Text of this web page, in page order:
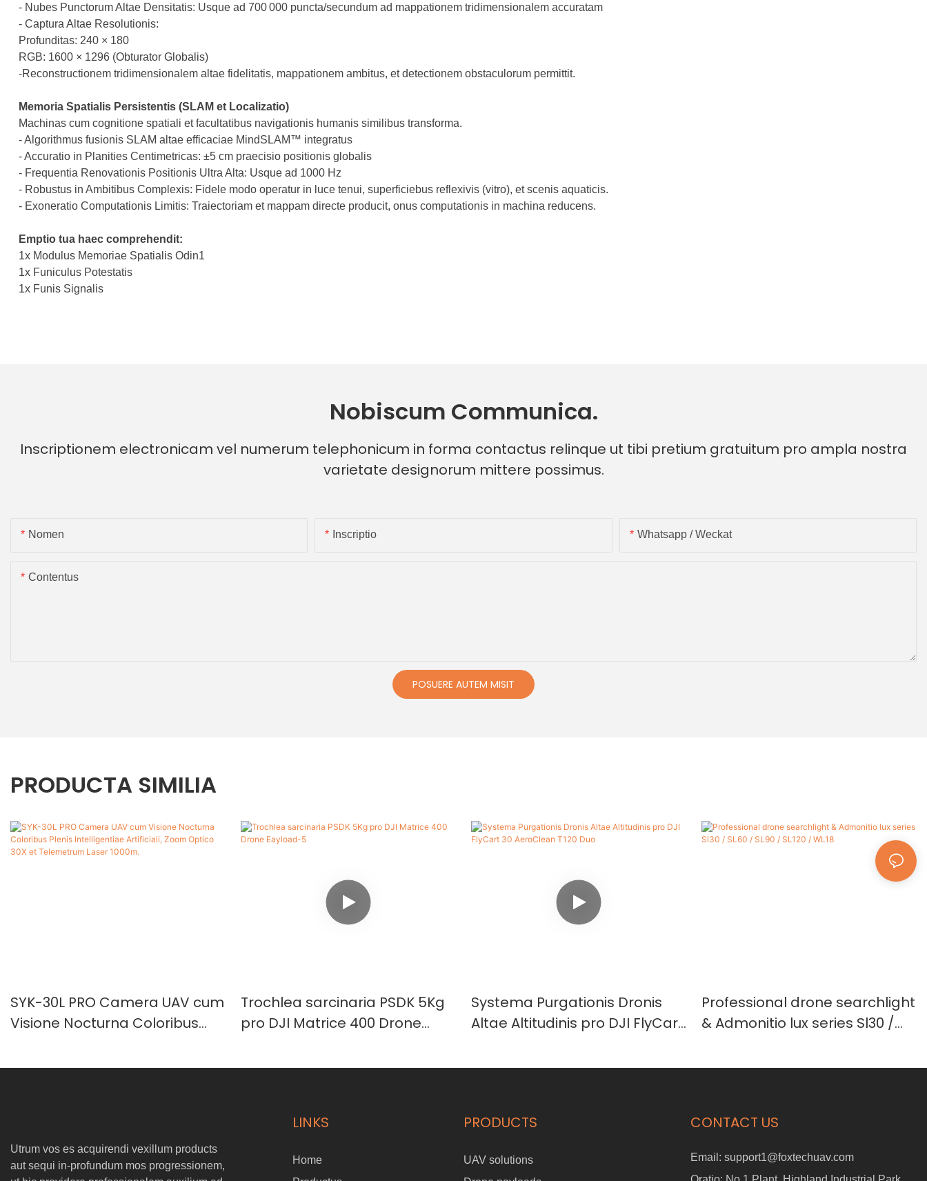
- Nubes Punctorum Altae Densitatis: Usque ad 700 000 puncta/secundum ad mappationem tridimensionalem accuratam
- Captura Altae Resolutionis:
Profunditas: 240 × 180
RGB: 1600 × 1296 (Obturator Globalis)
-Reconstructionem tridimensionalem altae fidelitatis, mappationem ambitus, et detectionem obstaculorum permittit.
Memoria Spatialis Persistentis (SLAM et Localizatio)
Machinas cum cognitione spatiali et facultatibus navigationis humanis similibus transforma.
- Algorithmus fusionis SLAM altae efficaciae MindSLAM™ integratus
- Accuratio in Planities Centimetricas: ±5 cm praecisio positionis globalis
- Frequentia Renovationis Positionis Ultra Alta: Usque ad 1000 Hz
- Robustus in Ambitibus Complexis: Fidele modo operatur in luce tenui, superficiebus reflexivis (vitro), et scenis aquaticis.
- Exoneratio Computationis Limitis: Traiectoriam et mappam directe producit, onus computationis in machina reducens.
Emptio tua haec comprehendit:
1x Modulus Memoriae Spatialis Odin1
1x Funiculus Potestatis
1x Funis Signalis
Nobiscum Communica.
Inscriptionem electronicam vel numerum telephonicum in forma contactus relinque ut tibi pretium gratuitum pro ampla nostra
varietate designorum mittere possimus.
Nomen Inscriptio Whatsapp / Weckat
Contentus
POSUERE AUTEM MISIT
PRODUCTA SIMILIA
SYK-30L PRO Camera UAV cum
Visione Nocturna Coloribus
Zoom Optico 30X et
Trochlea sarcinaria PSDK 5Kg
pro DJI Matrice 400 Drone
Systema Purgationis Dronis
Altae Altitudinis pro DJI FlyCart
Professional drone searchlight
& Admonitio lux series Sl30 /
Utrum vos es acquirendi vexillum products
aut sequi in-profundum mos progressionem,
LINKS
Home
PRODUCTS
UAV solutions
CONTACT US
Email: support1@foxtechuav.com